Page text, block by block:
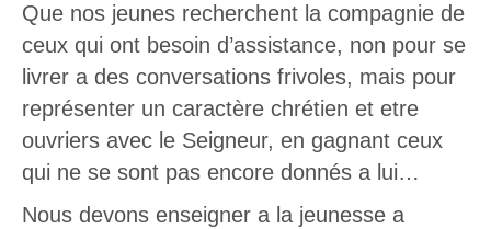
Que nos jeunes recherchent la compagnie de
ceux qui ont besoin d’assistance, non pour se
livrer a des conversations frivoles, mais pour
représenter un caractère chrétien et etre
ouvriers avec le Seigneur, en gagnant ceux
qui ne se sont pas encore donnés a lui…
Nous devons enseigner a la jeunesse a